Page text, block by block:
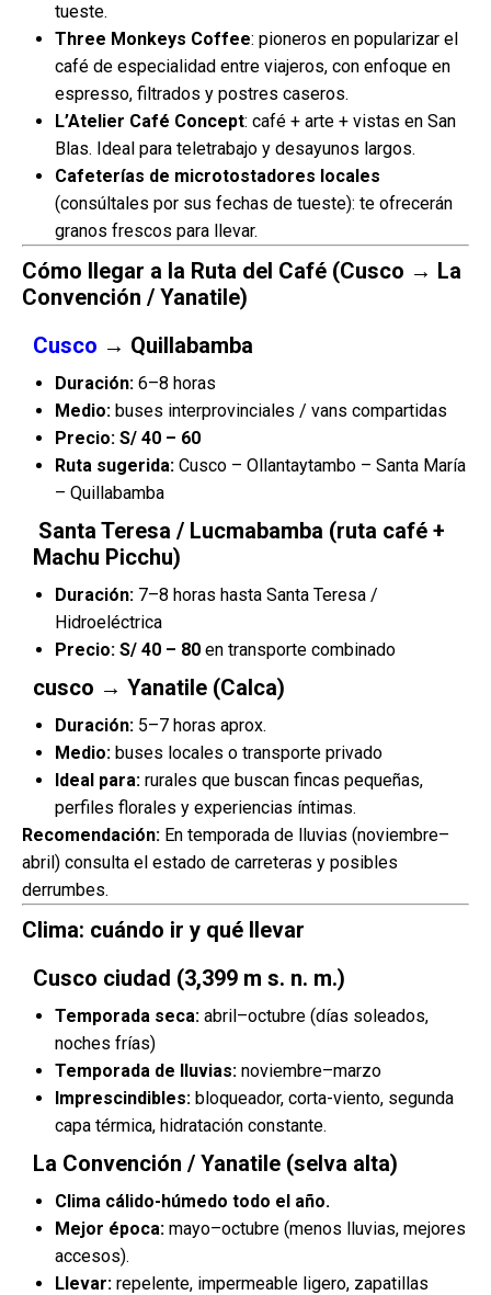
tueste.
Three Monkeys Coffee: pioneros en popularizar el
café de especialidad entre viajeros, con enfoque en
espresso, filtrados y postres caseros.
L’Atelier Café Concept: café + arte + vistas en San
Blas. Ideal para teletrabajo y desayunos largos.
Cafeterías de microtostadores locales
(consúltales por sus fechas de tueste): te ofrecerán
granos frescos para llevar.
Cómo llegar a la Ruta del Café (Cusco → La
Convención / Yanatile)
Cusco → Quillabamba
Duración: 6–8 horas
Medio: buses interprovinciales / vans compartidas
Precio: S/ 40 – 60
Ruta sugerida: Cusco – Ollantaytambo – Santa María
– Quillabamba
Santa Teresa / Lucmabamba (ruta café +
Machu Picchu)
Duración: 7–8 horas hasta Santa Teresa /
Hidroeléctrica
Precio: S/ 40 – 80 en transporte combinado
cusco → Yanatile (Calca)
Duración: 5–7 horas aprox.
Medio: buses locales o transporte privado
Ideal para: rurales que buscan fincas pequeñas,
perfiles florales y experiencias íntimas.
Recomendación: En temporada de lluvias (noviembre–
abril) consulta el estado de carreteras y posibles
derrumbes.
Clima: cuándo ir y qué llevar
Cusco ciudad (3,399 m s. n. m.)
Temporada seca: abril–octubre (días soleados,
noches frías)
Temporada de lluvias: noviembre–marzo
Imprescindibles: bloqueador, corta-viento, segunda
capa térmica, hidratación constante.
La Convención / Yanatile (selva alta)
Clima cálido-húmedo todo el año.
Mejor época: mayo–octubre (menos lluvias, mejores
accesos).
Llevar: repelente, impermeable ligero, zapatillas